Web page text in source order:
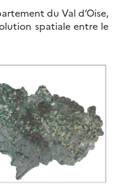
du Val d’Oise,
spatiale entre le